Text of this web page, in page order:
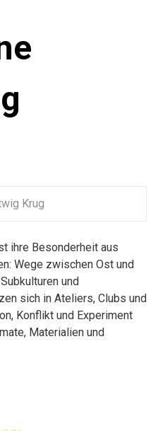
Krug
ihre Besonderheit aus
Wege zwischen Ost und
und
sich in Ateliers, Clubs und
Konflikt und Experiment
Materialien und